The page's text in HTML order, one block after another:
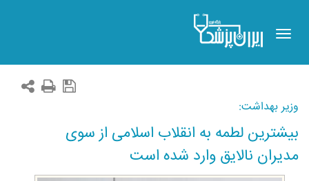
Toggle
navigation
وزیر بهداشت:
بیشترین لطمه به انقلاب اسلامی از سوی
مدیران نالایق وارد شده است